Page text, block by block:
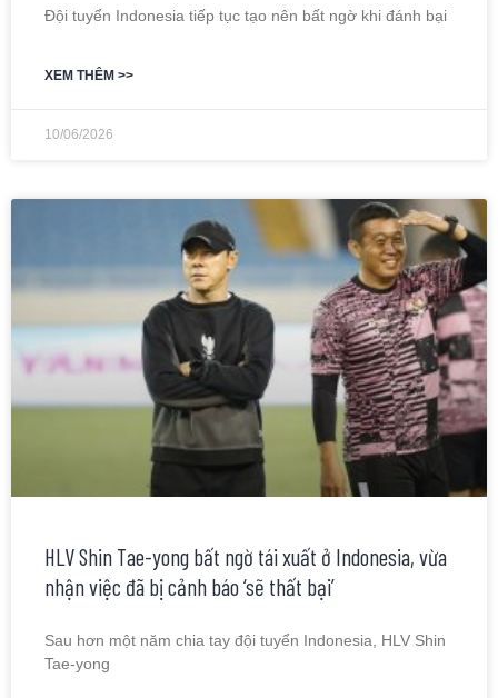
Đội tuyển Indonesia tiếp tục tạo nên bất ngờ khi đánh bại
XEM THÊM >>
10/06/2026
HLV Shin Tae-yong bất ngờ tái xuất ở Indonesia, vừa
nhận việc đã bị cảnh báo ‘sẽ thất bại’
Sau hơn một năm chia tay đội tuyển Indonesia, HLV Shin
Tae-yong